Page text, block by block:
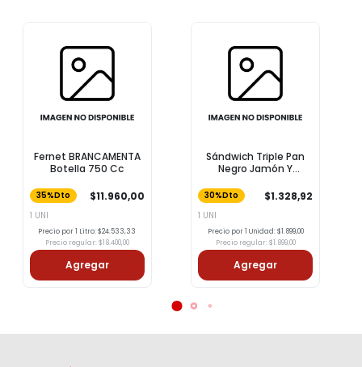
Fernet BRANCAMENTA
Botella 750 Cc
35%Dto $11.960,00
1 UNI
Precio por 1 Litro: $24.533,33
Precio regular: $18.400,00
Agregar
Sándwich Triple Pan
Negro Jamón Y
30%Dto $1.328,92
1 UNI
Precio por 1 Unidad: $1.899,00
Precio regular: $1.899,00
Agregar